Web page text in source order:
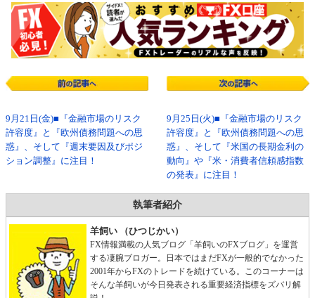
9月21日(金)■『金融市場のリスク
許容度』と『欧州債務問題への思
惑』、そして『週末要因及びポジ
ション調整』に注目！
9月25日(火)■『金融市場のリスク
許容度』と『欧州債務問題への思
惑』、そして『米国の長期金利の
動向』や『米・消費者信頼感指数
の発表』に注目！
執筆者紹介
羊飼い （ひつじかい）
FX情報満載の人気ブログ「羊飼いのFXブログ」を運営
する凄腕ブロガー。日本ではまだFXが一般的でなかった
2001年からFXのトレードを続けている。このコーナーは
そんな羊飼いが今日発表される重要経済指標をズバリ解